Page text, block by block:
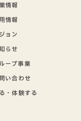
情報
情報
ョン
らせ
ープ事業
い合わせ
・体験する